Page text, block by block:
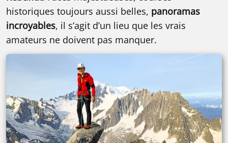
historiques toujours aussi belles, panoramas
incroyables, il s’agit d’un lieu que les vrais
amateurs ne doivent pas manquer.